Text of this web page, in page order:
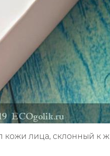
лица, склонный к